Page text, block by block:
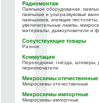
Радиомонтаж
Паяльное оборудование,
паяльные и ультразвуковые
паяльников, клеящие
увеличительные лампы,
материалы, дымоуловители и
Сопутствующие товары
Разное
Коммутация
Переходники, гнёзда, штекеры,
переключатели
Микросхемы отечественные
Микросхемы отечественные
Микросхемы импортные
Микросхемы импортные